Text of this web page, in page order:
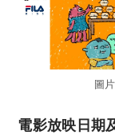
圖
電影放映日期